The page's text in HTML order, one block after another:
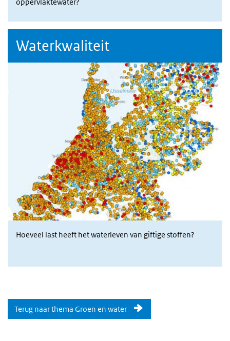
oppervlaktewater?
Waterkwaliteit
Hoeveel last heeft het waterleven van giftige stoffen?
Terug naar thema Groen en water